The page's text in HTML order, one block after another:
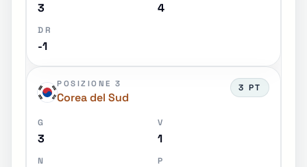
3 4
DR
-1
POSIZIONE 3
Corea del Sud
3 PT
G
3
V
1
N P